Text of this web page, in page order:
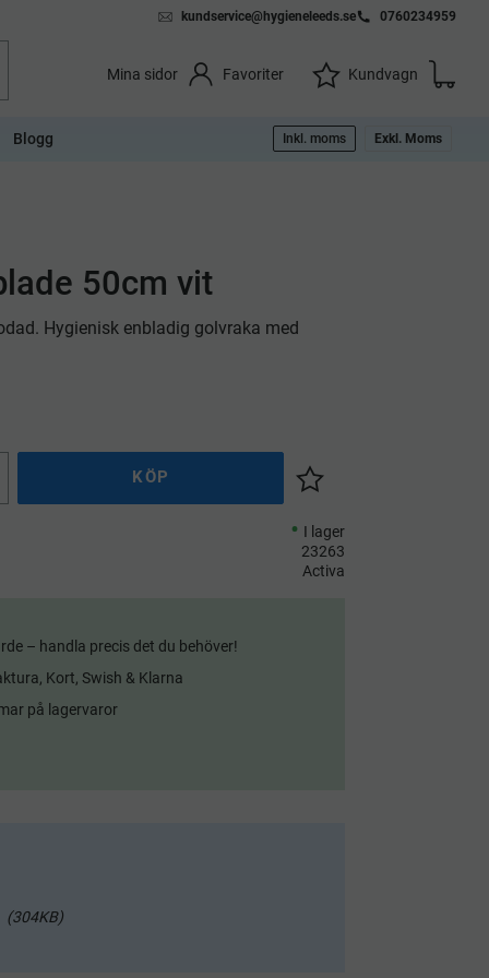
kundservice@hygieneleeds.se 0760234959
Mina sidor Favoriter Kundvagn
Önskelista
Blogg Inkl. moms Exkl. Moms
50cm vit
Hygienisk enbladig golvraka med
KÖP
Lägg till i önskelista
I lager
23263
Activa
– handla precis det du behöver!
Kort, Swish & Klarna
på lagervaror
304KB